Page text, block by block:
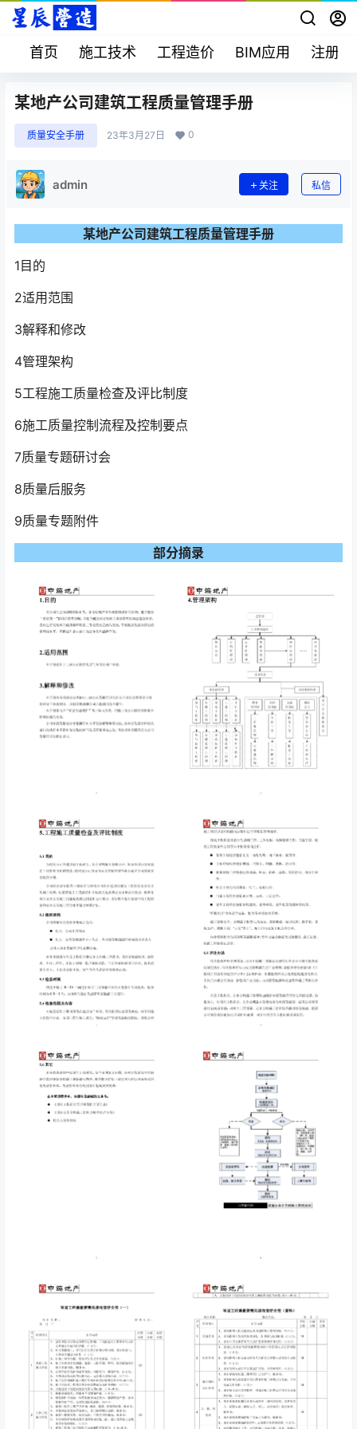
首页 施工技术 工程造价 BIM应用 注册考
某地产公司建筑工程质量管理手册
质量安全手册 23年3月27日 0
admin 关注 私信
某地产公司建筑工程质量管理手册
1目的
2适用范围
3解释和修改
4管理架构
5工程施工质量检查及评比制度
6施工质量控制流程及控制要点
7质量专题研讨会
8质量后服务
9质量专题附件
部分摘录